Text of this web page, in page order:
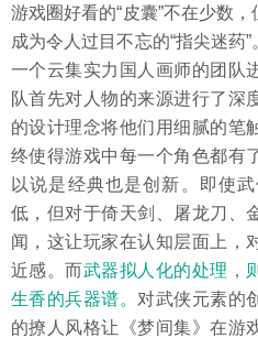
游戏圈好看的“皮囊”不在少数
成为令人过目不忘的“指尖迷药
一个云集实力国人画师的团队
队首先对人物的来源进行了深
的设计理念将他们用细腻的笔
终使得游戏中每一个角色都有
以说是经典也是创新。即使
低，但对于倚天剑、屠龙刀、
闻，这让玩家在认知层面上，
近感。而武器拟人化的处理，
生香的兵器谱。 对武侠元素的
的撩人风格让《梦间集》在游